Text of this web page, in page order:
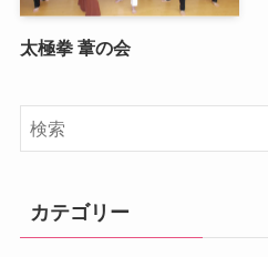
太極拳 葦の会
カテゴリー